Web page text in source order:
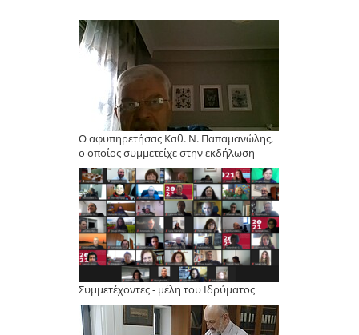
Ο αφυπηρετήσας Καθ. Ν. Παπαμανώλης,
ο οποίος συμμετείχε στην εκδήλωση
Συμμετέχοντες - μέλη του Ιδρύματος